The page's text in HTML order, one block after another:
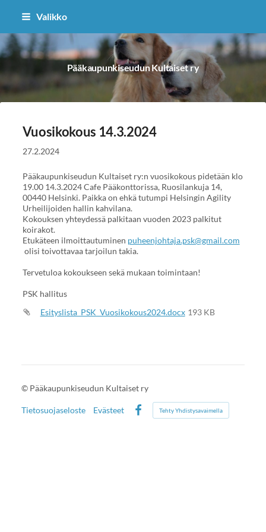
Siirry
sivun
sisältöön
Valikko
Pääkaupunkiseudun Kultaiset ry
Vuosikokous 14.3.2024
27.2.2024
Pääkaupunkiseudun Kultaiset ry:n vuosikokous pidetään klo
19.00 14.3.2024 Cafe Pääkonttorissa, Ruosilankuja 14,
00440 Helsinki. Paikka on ehkä tutumpi Helsingin Agility
Urheilijoiden hallin kahvilana.
Kokouksen yhteydessä palkitaan vuoden 2023 palkitut
koirakot.
Etukäteen ilmoittautuminen puheenjohtaja.psk@gmail.com
olisi toivottavaa tarjoilun takia.
Tervetuloa kokoukseen sekä mukaan toimintaan!
PSK hallitus
Esityslista_PSK_Vuosikokous2024.docx 193 KB
© Pääkaupunkiseudun Kultaiset ry
Tietosuojaseloste
Evästeet
Facebook
Tehty Yhdistysavaimella